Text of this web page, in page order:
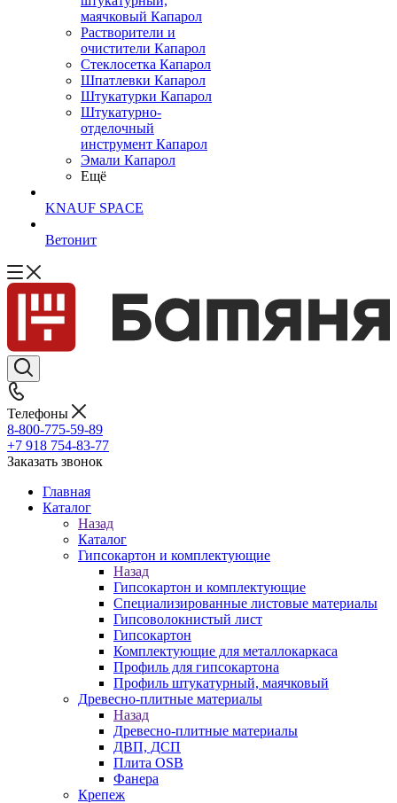
маячковый Капарол
Растворители и
очистители Капарол
Cтеклосетка Капарол
Шпатлевки Капарол
Штукатурки Капарол
Штукатурно-
отделочный
инструмент Капарол
Эмали Капарол
Ещё
KNAUF SPACE
Ветонит
Телефоны
8-800-775-59-89
+7 918 754-83-77
Заказать звонок
Главная
Каталог
Назад
Каталог
Гипсокартон и комплектующие
Назад
Гипсокартон и комплектующие
Специализированные листовые материалы
Гипсоволокнистый лист
Гипсокартон
Комплектующие для металлокаркаса
Профиль для гипсокартона
Профиль штукатурный, маячковый
Древесно-плитные материалы
Назад
Древесно-плитные материалы
ДВП, ДСП
Плита OSB
Фанера
Крепеж